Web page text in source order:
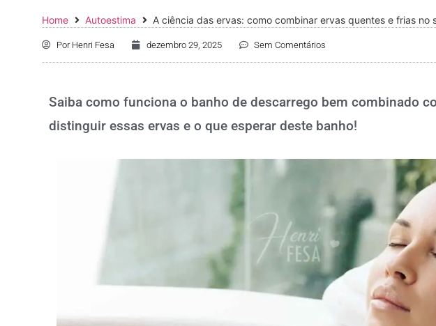
Home Autoestima A ciência das ervas: como combinar ervas quentes e frias no
PorHenri Fesa dezembro 29, 2025 Sem Comentários
Saiba como funciona o banho de descarrego bem combinado
distinguir essas ervas e o que esperar deste banho!